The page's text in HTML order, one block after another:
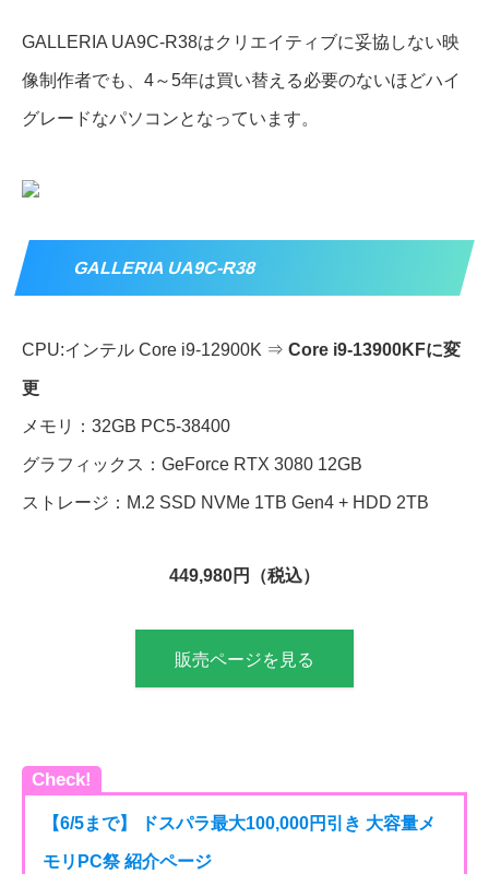
GALLERIA UA9C-R38はクリエイティブに妥協しない映
像制作者でも、4～5年は買い替える必要のないほどハイ
グレードなパソコンとなっています。
GALLERIA UA9C-R38
CPU:インテル Core i9-12900K ⇒ Core i9-13900KFに変
更
メモリ：32GB PC5-38400
グラフィックス：GeForce RTX 3080 12GB
ストレージ：M.2 SSD NVMe 1TB Gen4 + HDD 2TB
449,980円（税込）
販売ページを見る
Check!
【6/5まで】 ドスパラ最大100,000円引き 大容量メ
モリPC祭 紹介ページ